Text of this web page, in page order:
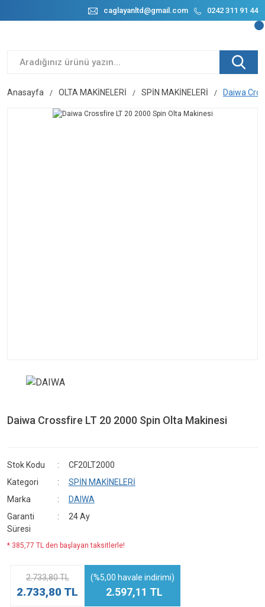
caglayanltd@gmail.com 0242 311 91 44
Anasayfa OLTA MAKİNELERİ SPİN MAKİNELERİ Daiwa
Daiwa Crossfire LT 20 2000 Spin Olta Makinesi
Stok Kodu
CF20LT2000
Kategori
SPİN MAKİNELERİ
Marka
DAIWA
Garanti
Süresi
24 Ay
* 385,77 TL den başlayan taksitlerle!
2.733,80 TL
2.733,80 TL
(%5,00 havale indirimi)
2.597,11 TL